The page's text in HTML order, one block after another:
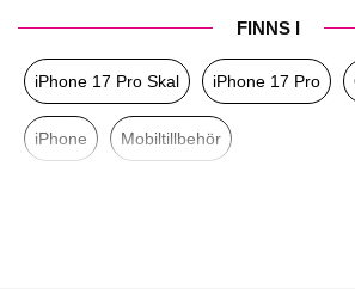
MagSafe-
Färg
Material
Varumärke
FINNS I
iPhone 17 Pro Skal iPhone 17 Pro
iPhone Mobiltillbehör